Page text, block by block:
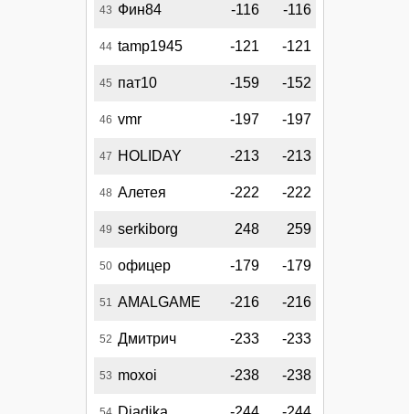
43 Фин84 -116 -116
44 tamp1945 -121 -121
45 пат10 -159 -152
46 vmr -197 -197
47 HOLIDAY -213 -213
48 Алетея -222 -222
49 serkiborg 248 259
50 офицер -179 -179
51 AMALGAME -216 -216
52 Дмитрич -233 -233
53 moxoi -238 -238